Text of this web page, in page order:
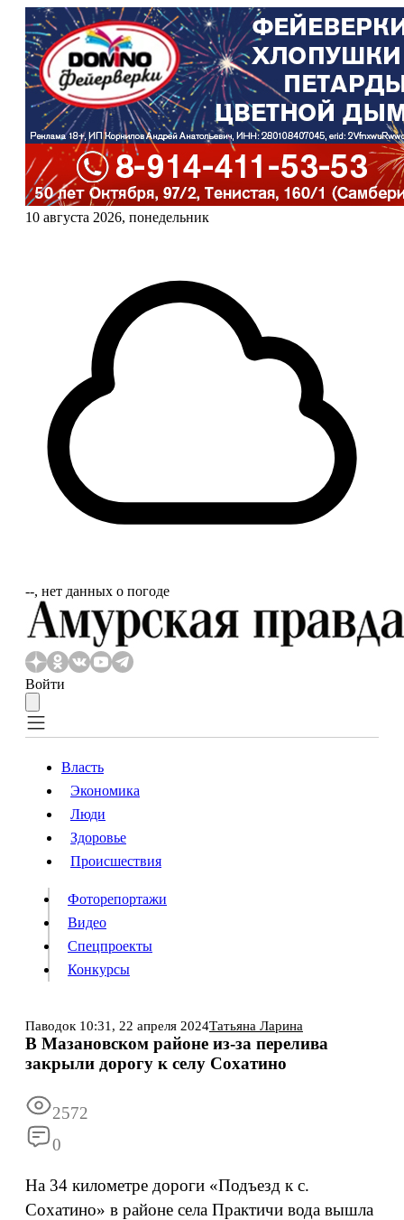
10 августа 2026, понедельник
‐‐, нет данных о погоде
Войти
Власть
Происшествия
Видео
Конкурсы
Информация Подписка Реклама
Власть
Экономика
Люди
Здоровье
Происшествия
Фоторепортажи
Видео
Спецпроекты
Конкурсы
Паводок 10:31, 22 апреля 2024Татьяна Ларина
В Мазановском районе из-за перелива
закрыли дорогу к селу Сохатино
2572
0
На 34 километре дороги «Подъезд к с.
Сохатино» в районе села Практичи вода вышла